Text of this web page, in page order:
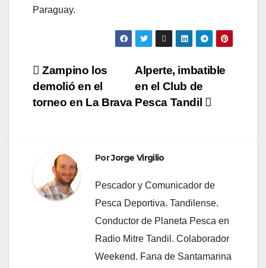
Paraguay.
Navegación
de
Alperte, imbatible
en el Club de
Pesca Tandil
Zampino los
demolió en el
torneo en La Brava
PorJorge Virgilio
Pescador y Comunicador de
Pesca Deportiva. Tandilense.
Conductor de Planeta Pesca en
Radio Mitre Tandil. Colaborador
Weekend. Fana de Santamarina